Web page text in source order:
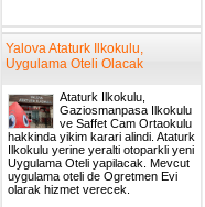
Yalova Ataturk Ilkokulu,
Uygulama Oteli Olacak
Ataturk Ilkokulu,
Gaziosmanpasa Ilkokulu
ve Saffet Cam Ortaokulu
hakkinda yikim karari alindi. Ataturk
Ilkokulu yerine yeralti otoparkli yeni
Uygulama Oteli yapilacak. Mevcut
uygulama oteli de Ogretmen Evi
olarak hizmet verecek.